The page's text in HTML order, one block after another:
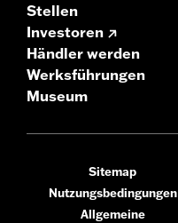
Stellen
Investoren
Händler werden
Werksführungen
Museum
Sitemap
Nutzungsbedingungen
Allgemeine